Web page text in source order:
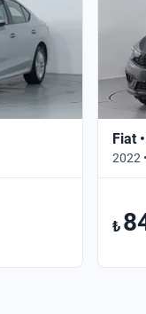
Fiat
2022
₺